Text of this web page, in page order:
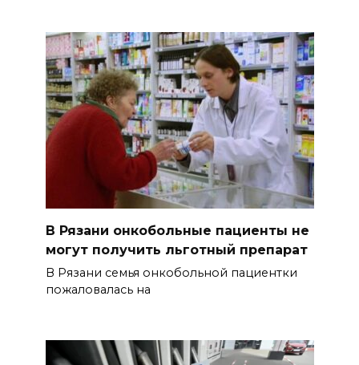
В Рязани онкобольные пациенты не
могут получить льготный препарат
В Рязани семья онкобольной пациентки
пожаловалась на